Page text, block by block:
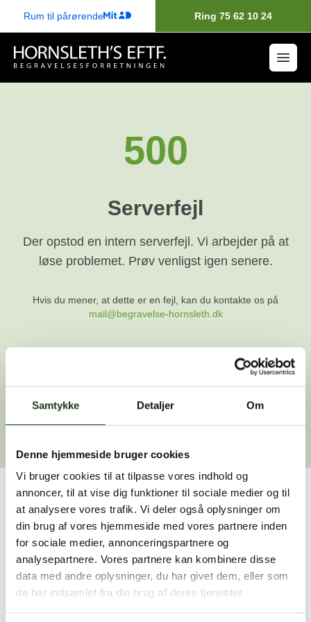
Samtykke Detaljer Om
Denne hjemmeside bruger cookies
Vi bruger cookies til at tilpasse vores indhold og
annoncer, til at vise dig funktioner til sociale medier og til
at analysere vores trafik. Vi deler også oplysninger om
din brug af vores hjemmeside med vores partnere inden
for sociale medier, annonceringspartnere og
analysepartnere. Vores partnere kan kombinere disse
data med andre oplysninger, du har givet dem, eller som
de har indsamlet fra din brug af deres tjenester.
Rum til pårørende Ring 75 62 10 24
500
Serverfejl
Der opstod en intern serverfejl. Vi arbejder på at
løse problemet. Prøv venligst igen senere.
Hvis du mener, at dette er en fejl, kan du kontakte os på
mail@begravelse-hornsleth.dk
Gå tilbage
Har du brug for hjælp?
Vi er her for at hjælpe dig. Du er velkommen til at kontakte
os, hvis du har spørgsmål eller brug for assistance.
59 45 10 14
Find nærmeste afdeling